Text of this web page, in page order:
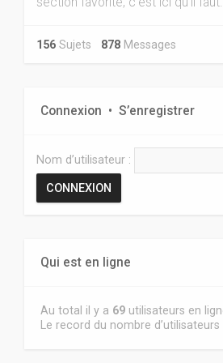
156 Sujets 878 Messages
Connexion • S’enregistrer
Nom d’utilisateur :
Qui est en ligne
Au total il y a 69 utilisateurs en
Le record du nombre